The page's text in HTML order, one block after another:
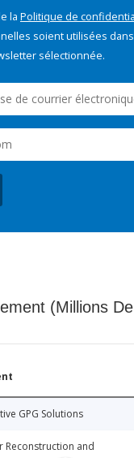
la Politique de
soient utilisées
sélectionnée.
(Millions
GPG Solutions
Reconstruction and